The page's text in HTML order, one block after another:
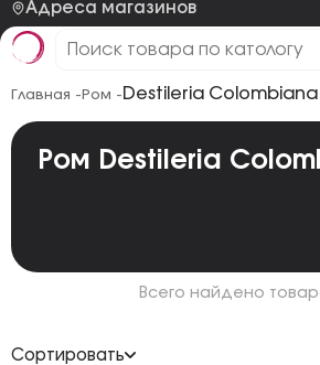
Адреса магазинов
Главная - Ром - Destileria Colombiana
Ром Destileria
Всего найдено
Сортировать